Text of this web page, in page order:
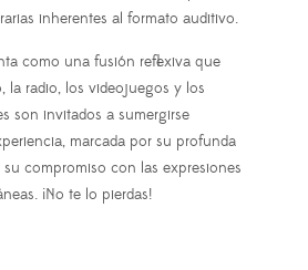
inherentes al formato auditivo.
como una fusión reflexiva que
la radio, los videojuegos y los
son invitados a sumergirse
marcada por su profunda
compromiso con las expresiones
¡No te lo pierdas!